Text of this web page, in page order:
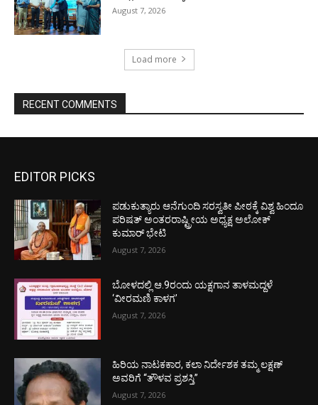
August 7, 2026
Load more
RECENT COMMENTS
EDITOR PICKS
ಪಡುಕುತ್ಯಾರು ಆನೆಗುಂದಿ ಸರಸ್ವತೀ ಪೀಠಕ್ಕೆ ವಿಶ್ವ ಹಿಂದೂ
ಪರಿಷತ್ ಅಂತರರಾಷ್ಟ್ರೀಯ ಅಧ್ಯಕ್ಷ ಅಲೋಕ್
ಕುಮಾರ್ ಭೇಟಿ
August 7, 2026
ಬೋಳದಲ್ಲಿ ಆ.9ರಂದು ಯಕ್ಷಗಾನ ತಾಳಮದ್ದಳೆ
‘ವೀರಮಣಿ ಕಾಳಗ’
August 7, 2026
ಹಿರಿಯ ನಾಟಕಕಾರ, ಕಲಾ ನಿರ್ದೇಶಕ ತಮ್ಮ ಲಕ್ಷಣ್
ಅವರಿಗೆ “ತೌಳವ ಪ್ರಶಸ್ತಿ”
August 7, 2026